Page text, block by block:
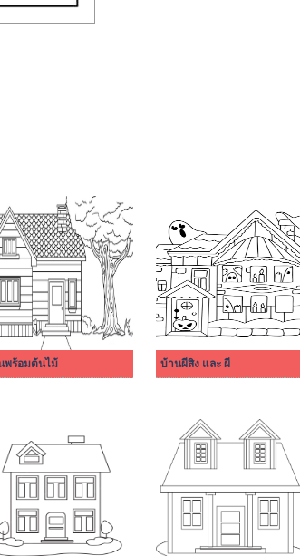
พร้อมต้นไม้ บ้านผีสิง และ ผี